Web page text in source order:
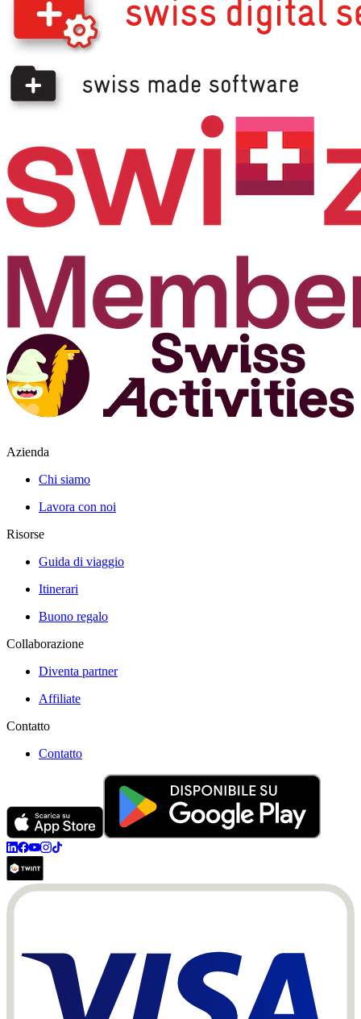
Azienda
Chi siamo
Lavora con noi
Risorse
Guida di viaggio
Itinerari
Buono regalo
Collaborazione
Diventa partner
Affiliate
Contatto
Contatto